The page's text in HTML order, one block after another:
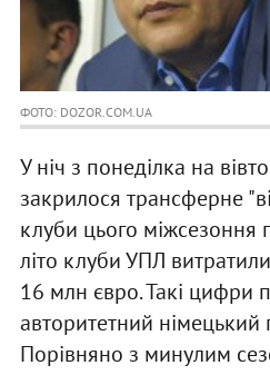
ФОТО: DOZOR.COM.UA
У ніч з понеділка на
закрилося трансферне
клуби цього міжсезоння
літо клуби УПЛ
16 млн євро. Такі цифри
авторитетний
Порівняно з минулим